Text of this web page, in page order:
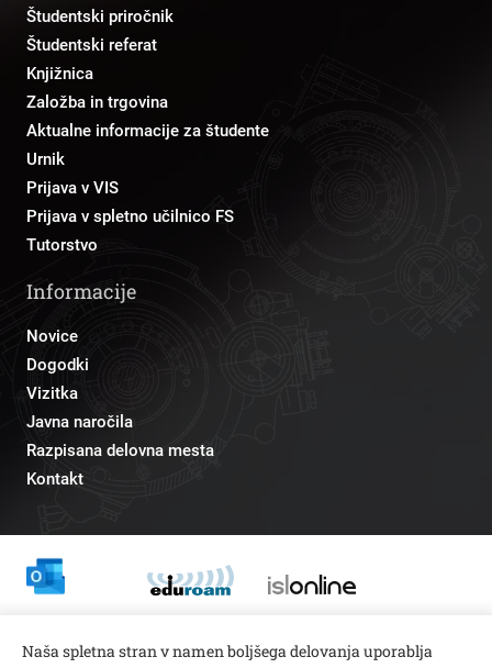
Študentski priročnik
Študentski referat
Knjižnica
Založba in trgovina
Aktualne informacije za študente
Urnik
Prijava v VIS
Prijava v spletno učilnico FS
Tutorstvo
Informacije
Novice
Dogodki
Vizitka
Javna naročila
Razpisana delovna mesta
Kontakt
pr@fs.uni-lj.si
Naša spletna stran v namen boljšega delovanja uporablja